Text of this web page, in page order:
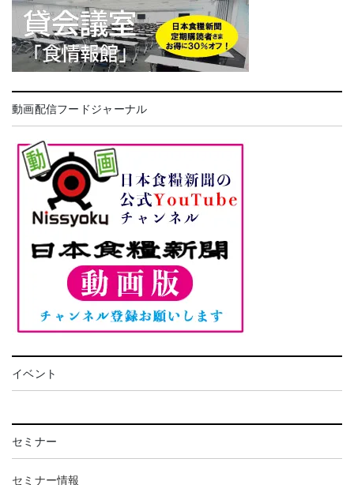
動画配信フードジャーナル
イベント
セミナー
セミナー情報